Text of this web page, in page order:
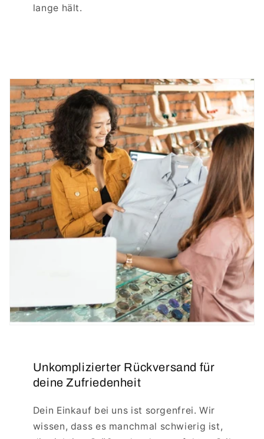
lange hält.
Unkomplizierter Rückversand für
deine Zufriedenheit
Dein Einkauf bei uns ist sorgenfrei. Wir
wissen, dass es manchmal schwierig ist,